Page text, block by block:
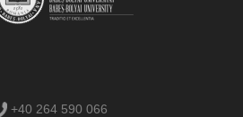
+40 264 590 066